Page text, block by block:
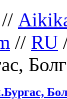
//
// RU